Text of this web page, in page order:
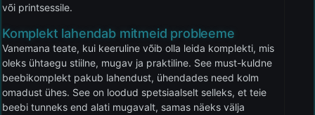
või printsessile.
Komplekt lahendab mitmeid probleeme
Vanemana teate, kui keeruline võib olla leida komplekti, mis
oleks ühtaegu stiilne, mugav ja praktiline. See must-kuldne
beebikomplekt pakub lahendust, ühendades need kolm
omadust ühes. See on loodud spetsiaalselt selleks, et teie
beebi tunneks end alati mugavalt, samas näeks välja